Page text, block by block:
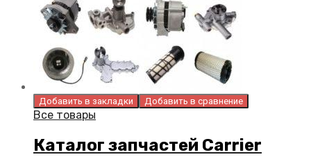
Добавить в закладки Добавить в сравнение
Все товары
Каталог запчастей Carrier